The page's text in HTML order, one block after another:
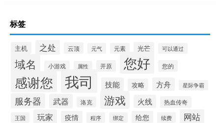
标签
主机 之处 云顶 元气 元素 光芒 可以通过
域名 小游戏 属性 开原 您好 您的
感谢您 我司 技能 攻略 方舟 星际争霸
服务器 武器 洛克 游戏 火线 热血传奇
王国 玩家 疫情 程序 绑定 给您 续费 网站